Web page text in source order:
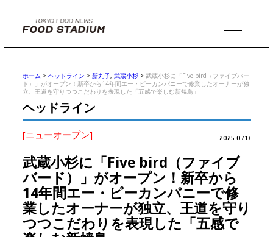
MENU
ホーム > ヘッドライン > 新丸子, 武蔵小杉> 武蔵小杉に「Five bird（ファイブバー
ド）」がオープン！新卒から14年間エー・ピーカンパニーで修業したオーナーが独
立、王道を守りつつこだわりを表現した「五感で楽しむ新焼鳥」
ヘッドライン
[ニューオープン] 2025.07.17
武蔵小杉に「Five bird（ファイブ
バード）」がオープン！新卒から
14年間エー・ピーカンパニーで修
業したオーナーが独立、王道を守り
つつこだわりを表現した「五感で